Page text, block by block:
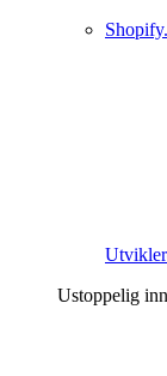
Ustoppelig